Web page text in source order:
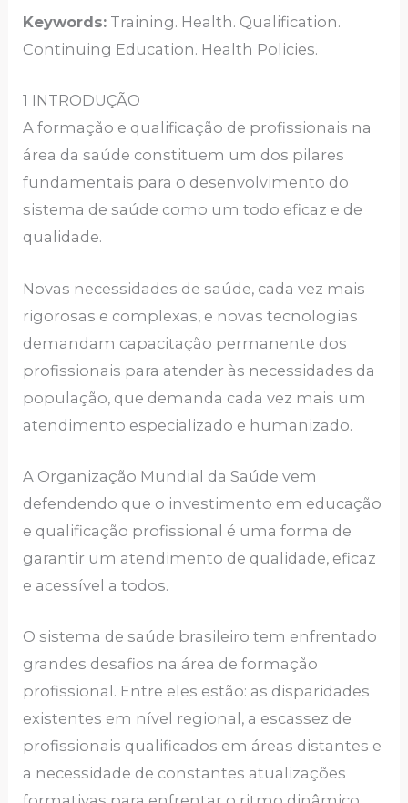
Keywords: Training. Health. Qualification.
Continuing Education. Health Policies.
1 INTRODUÇÃO
A formação e qualificação de profissionais na
área da saúde constituem um dos pilares
fundamentais para o desenvolvimento do
sistema de saúde como um todo eficaz e de
qualidade.
Novas necessidades de saúde, cada vez mais
rigorosas e complexas, e novas tecnologias
demandam capacitação permanente dos
profissionais para atender às necessidades da
população, que demanda cada vez mais um
atendimento especializado e humanizado.
A Organização Mundial da Saúde vem
defendendo que o investimento em educação
e qualificação profissional é uma forma de
garantir um atendimento de qualidade, eficaz
e acessível a todos.
O sistema de saúde brasileiro tem enfrentado
grandes desafios na área de formação
profissional. Entre eles estão: as disparidades
existentes em nível regional, a escassez de
profissionais qualificados em áreas distantes e
a necessidade de constantes atualizações